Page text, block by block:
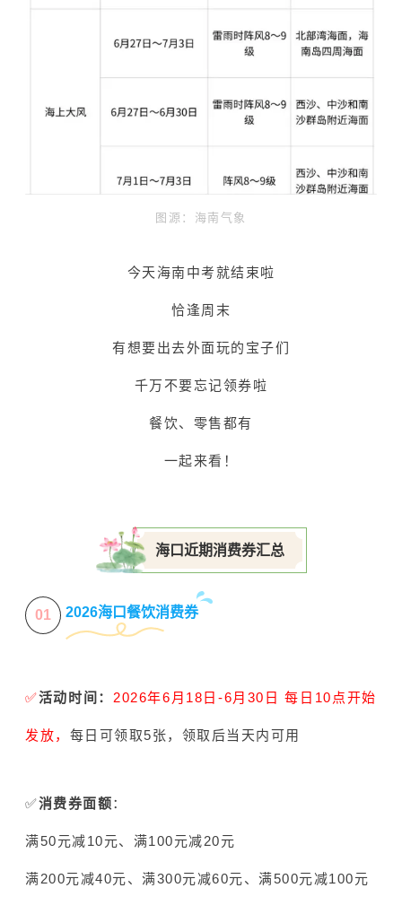
图源：海南气象
今天海南中考就结束啦
恰逢周末
有想要出去外面玩的宝子们
千万不要忘记领券啦
餐饮、零售都有
一起来看！
海口近期消费券汇总
01 2026海口餐饮消费券
✅️活动时间： 2026年6月18日-6月30日 每日10点开始
发放， 每日可领取5张，领取后当天内可用
✅️消费券面额：
满50元减10元、满100元减20元
满200元减40元、满300元减60元、满500元减100元